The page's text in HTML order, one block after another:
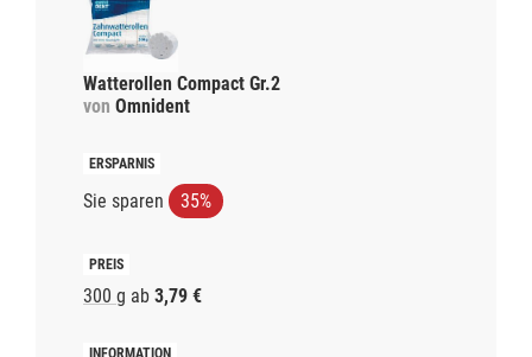
Watterollen Compact Gr.2
von Omnident
Sie sparen 35%
300 g ab 3,79 €